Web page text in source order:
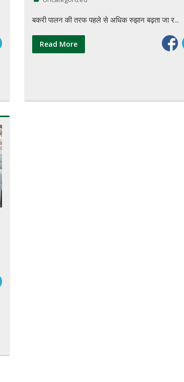
बकरी पालन की तरफ पहले से अधिक रुझान बढ़ता जा र...
Read More